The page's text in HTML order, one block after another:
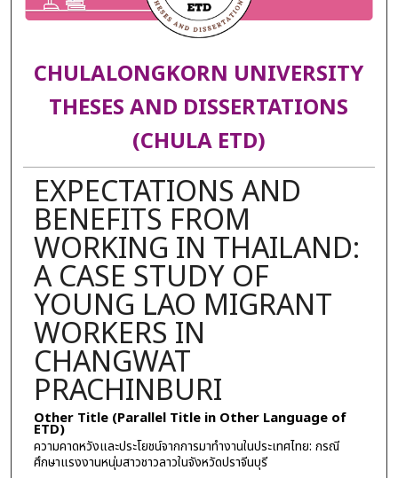
CHULALONGKORN UNIVERSITY
THESES AND DISSERTATIONS
(CHULA ETD)
EXPECTATIONS AND
BENEFITS FROM
WORKING IN THAILAND:
A CASE STUDY OF
YOUNG LAO MIGRANT
WORKERS IN
CHANGWAT
PRACHINBURI
Other Title (Parallel Title in Other Language of
ETD)
ความคาดหวังและประโยชน์จากการมาทำงานในประเทศไทย: กรณี
ศึกษาแรงงานหนุ่มสาวชาวลาวในจังหวัดปราจีนบุรี